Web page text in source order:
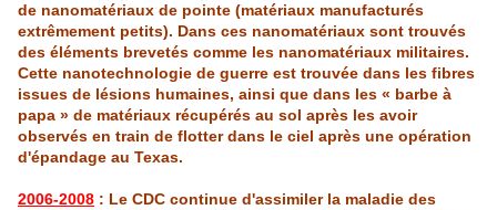
de nanomatériaux de pointe (matériaux manufacturés
extrêmement petits). Dans ces nanomatériaux sont trouvés
des éléments brevetés comme les nanomatériaux militaires.
Cette nanotechnologie de guerre est trouvée dans les fibres
issues de lésions humaines, ainsi que dans les « barbe à
papa » de matériaux récupérés au sol après les avoir
observés en train de flotter dans le ciel après une opération
d'épandage au Texas.
2006-2008 : Le CDC continue d'assimiler la maladie des